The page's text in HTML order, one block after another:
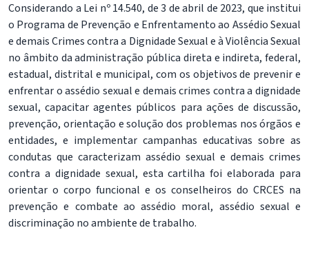
Considerando a Lei nº 14.540, de 3 de abril de 2023, que institui
o Programa de Prevenção e Enfrentamento ao Assédio Sexual
e demais Crimes contra a Dignidade Sexual e à Violência Sexual
no âmbito da administração pública direta e indireta, federal,
estadual, distrital e municipal, com os objetivos de prevenir e
enfrentar o assédio sexual e demais crimes contra a dignidade
sexual, capacitar agentes públicos para ações de discussão,
prevenção, orientação e solução dos problemas nos órgãos e
entidades, e implementar campanhas educativas sobre as
condutas que caracterizam assédio sexual e demais crimes
contra a dignidade sexual, esta cartilha foi elaborada para
orientar o corpo funcional e os conselheiros do CRCES na
prevenção e combate ao assédio moral, assédio sexual e
discriminação no ambiente de trabalho.